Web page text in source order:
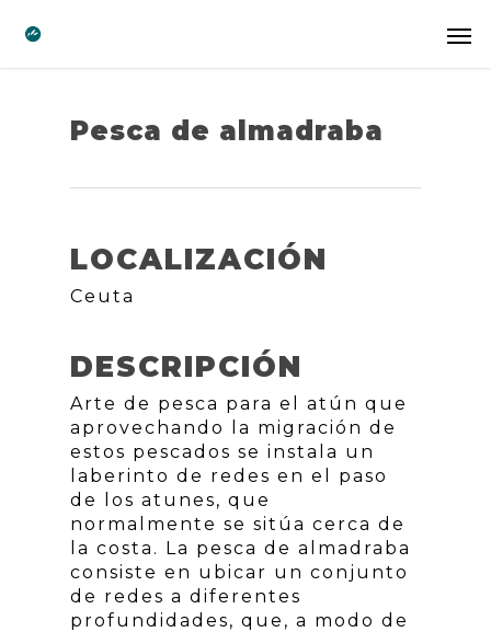
Pesca de almadraba
LOCALIZACIÓN
Ceuta
DESCRIPCIÓN
Arte de pesca para el atún que
aprovechando la migración de
estos pescados se instala un
laberinto de redes en el paso
de los atunes, que
normalmente se sitúa cerca de
la costa. La pesca de almadraba
consiste en ubicar un conjunto
de redes a diferentes
profundidades, que, a modo de